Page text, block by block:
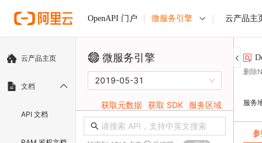
OpenAPI 门户 微服务引擎 云产品主
云产品主页
文档
API 文档
微服务引擎
2019-05-31
获取元数据 获取 SDK 服务区域
删除
服务